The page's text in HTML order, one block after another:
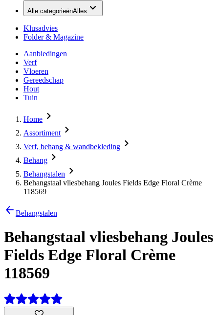
Alle categorieënAlles
Klusadvies
Folder & Magazine
Aanbiedingen
Verf
Vloeren
Gereedschap
Hout
Tuin
Home
Assortiment
Verf, behang & wandbekleding
Behang
Behangstalen
Behangstaal vliesbehang Joules Fields Edge Floral Crème
118569
Behangstalen
Behangstaal vliesbehang Joules
Fields Edge Floral Crème
118569